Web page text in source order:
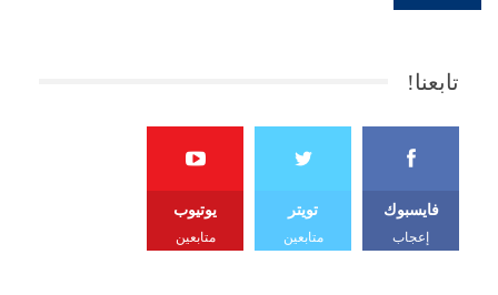
تابعنا!
فايسبوك
إعجاب
تويتر
متابعين
يوتيوب
متابعين